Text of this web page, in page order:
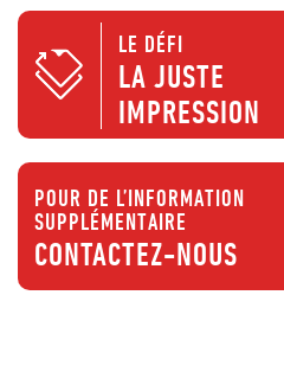
LE DÉFI
LA JUSTE
IMPRESSION
POUR DE L’INFORMATION
SUPPLÉMENTAIRE
CONTACTEZ-NOUS